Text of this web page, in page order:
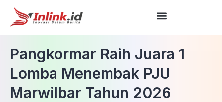
Pangkormar Raih Juara 1
Lomba Menembak PJU
Marwilbar Tahun 2026